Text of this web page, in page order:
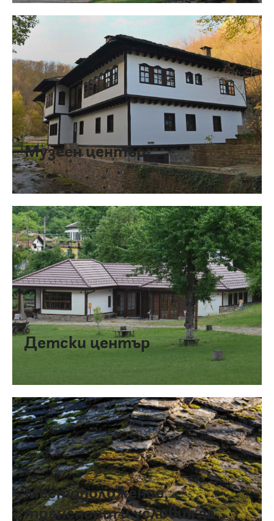
Музеен център
Детски център
Местоположение,
транспорт и условия за